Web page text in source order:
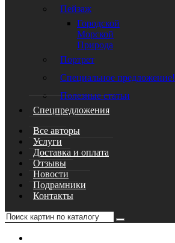
Пейзаж
Городской
Морской
Природа
Портрет
Специальное предложение!
Полезные статьи
Спецпредложения
Все авторы
Услуги
Доставка и оплата
Отзывы
Новости
Подрамники
Контакты